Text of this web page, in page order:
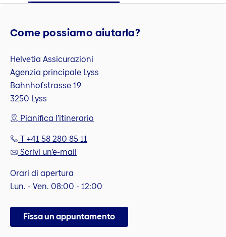
Come possiamo aiutarla?
Helvetia Assicurazioni
Agenzia principale Lyss
Bahnhofstrasse 19
3250 Lyss
Pianifica l’itinerario
T +41 58 280 85 11
Scrivi un’e-mail
Orari di apertura
Lun. - Ven. 08:00 - 12:00
Fissa un appuntamento